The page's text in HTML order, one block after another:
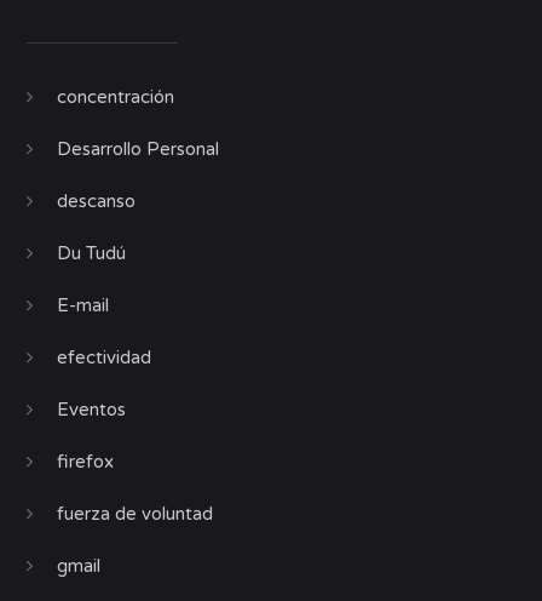
concentración
Desarrollo Personal
descanso
Du Tudú
E-mail
efectividad
Eventos
firefox
fuerza de voluntad
gmail